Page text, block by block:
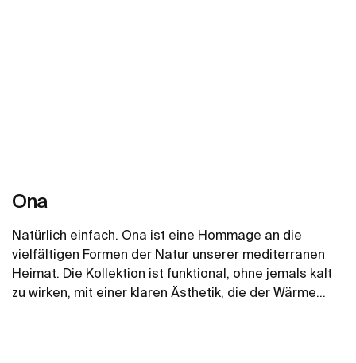
Ona
Natürlich einfach. Ona ist eine Hommage an die
vielfältigen Formen der Natur unserer mediterranen
Heimat. Die Kollektion ist funktional, ohne jemals kalt
zu wirken, mit einer klaren Ästhetik, die der Wärme